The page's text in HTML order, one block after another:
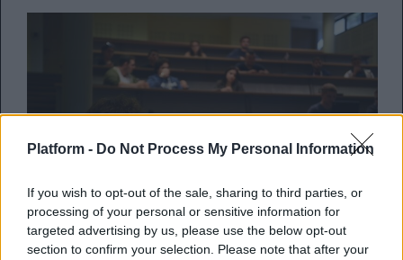
Platform - Do Not Process My Personal Information
If you wish to opt-out of the sale, sharing to third parties, or
processing of your personal or sensitive information for
targeted advertising by us, please use the below opt-out
section to confirm your selection. Please note that after your